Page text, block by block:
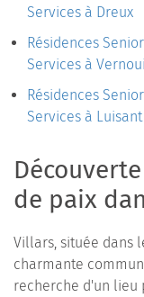
Services à Dreux
Résidences
Services à
Résidences
Services à Luisant
de paix
Villars, située dans
charmante
recherche d'un lieu